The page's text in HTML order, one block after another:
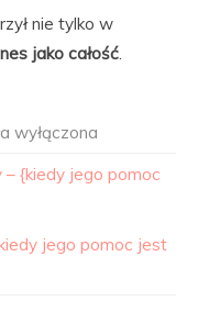
nie tylko w
jako całość.
wyłączona
{kiedy jego pomoc
jego pomoc jest